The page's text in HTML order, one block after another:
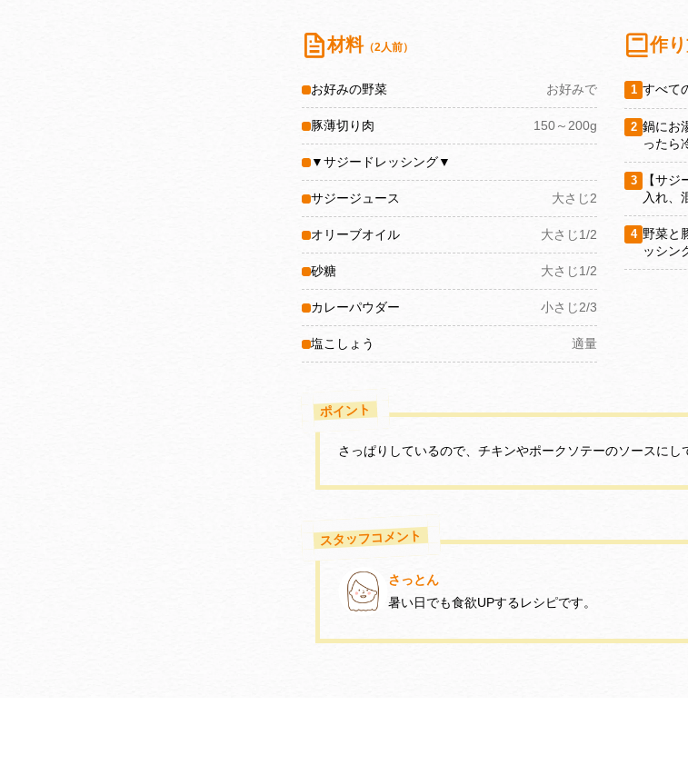
材料（2人前）
お好みの野菜 お好みで
豚薄切り肉 150～200g
▼サジードレッシング▼
サジージュース 大さじ2
オリーブオイル 大さじ1/2
砂糖 大さじ1/2
カレーパウダー 小さじ2/3
塩こしょう 適量
作
1 すべて
2 鍋にお
ったら
3
【サ
入れ、
4 野菜と
ッシン
ポイント
さっぱりしているので、チキンやポークソテーのソースにし
スタッフコメント
さっとん
暑い日でも食欲UPするレシピです。